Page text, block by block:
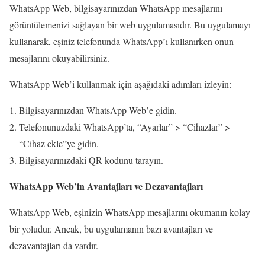
WhatsApp Web, bilgisayarınızdan WhatsApp mesajlarını
görüntülemenizi sağlayan bir web uygulamasıdır. Bu uygulamayı
kullanarak, eşiniz telefonunda WhatsApp’ı kullanırken onun
mesajlarını okuyabilirsiniz.
WhatsApp Web’i kullanmak için aşağıdaki adımları izleyin:
Bilgisayarınızdan WhatsApp Web’e gidin.
Telefonunuzdaki WhatsApp’ta, “Ayarlar” > “Cihazlar” >
“Cihaz ekle”ye gidin.
Bilgisayarınızdaki QR kodunu tarayın.
WhatsApp Web’in Avantajları ve Dezavantajları
WhatsApp Web, eşinizin WhatsApp mesajlarını okumanın kolay
bir yoludur. Ancak, bu uygulamanın bazı avantajları ve
dezavantajları da vardır.